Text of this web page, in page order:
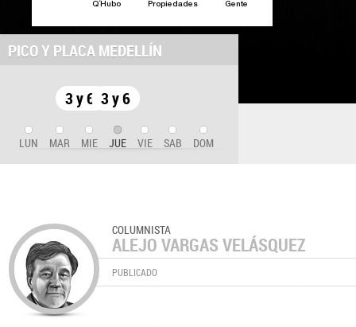
Q´Hubo Propiedades Gente
PICO Y PLACA MEDELLÍN
3 y 6 3 y 6
LUN MAR MIE JUE VIE SAB DOM
COLUMNISTA
ALEJO VARGAS VELÁSQUEZ
PUBLICADO